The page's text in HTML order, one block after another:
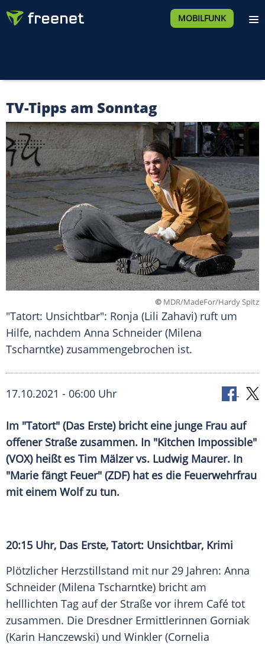
MOBILFUNK
TV-Tipps am Sonntag
© MDR/MadeFor/Hardy Spitz
"Tatort: Unsichtbar": Ronja (Lili Zahavi) ruft um
Hilfe, nachdem Anna Schneider (Milena
Tscharntke) zusammengebrochen ist.
17.10.2021 - 06:00 Uhr
Im "Tatort" (Das Erste) bricht eine junge Frau auf
offener Straße zusammen. In "Kitchen Impossible"
(VOX) heißt es Tim Mälzervs. Ludwig Maurer. In
"Marie fängt Feuer" (ZDF) hat es die Feuerwehrfrau
mit einem Wolf zu tun.
20:15 Uhr, Das Erste, Tatort: Unsichtbar, Krimi
Plötzlicher Herzstillstand mit nur 29 Jahren: Anna
Schneider (Milena Tscharntke) bricht am
helllichten Tag auf der Straße vor ihrem Café tot
zusammen. Die Dresdner Ermittlerinnen Gorniak
(Karin Hanczewski) und Winkler (Cornelia